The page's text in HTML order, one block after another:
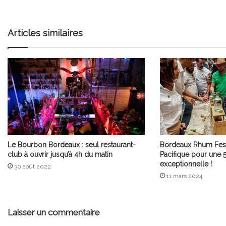
Articles similaires
Le Bourbon Bordeaux : seul restaurant-
club à ouvrir jusqu’à 4h du matin
30 août 2022
Bordeaux Rhum
Pacifique pour une
exceptionnelle !
11 mars 2024
Laisser un commentaire